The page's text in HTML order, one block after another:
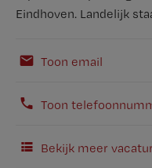
Eindhoven. Landelijk
Toon email
Toon
Bekijk meer